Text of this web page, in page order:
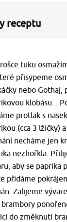
receptu
tuku
přisypeme
nebo Gothaj,
klobásu...
protlak s
(cca 3 lžičky)
necháme jen
nezhořkla.
aby se paprika
přidáme
Zalijeme
brambory
do změknutí